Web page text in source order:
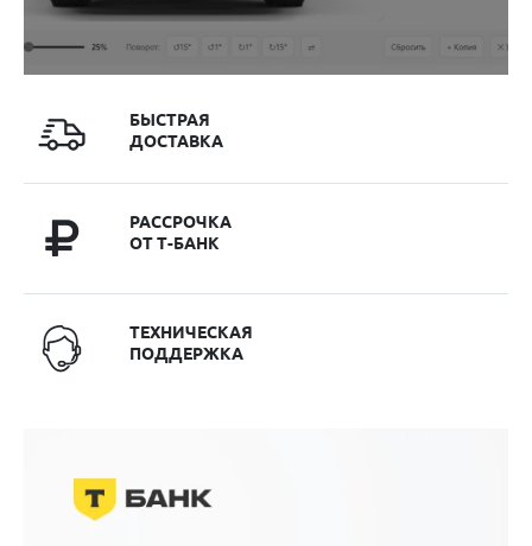
БЫСТРАЯ
ДОСТАВКА
РАССРОЧКА
ОТ Т-БАНК
ТЕХНИЧЕСКАЯ
ПОДДЕРЖКА